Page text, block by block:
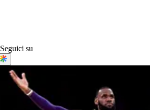
Seguici su